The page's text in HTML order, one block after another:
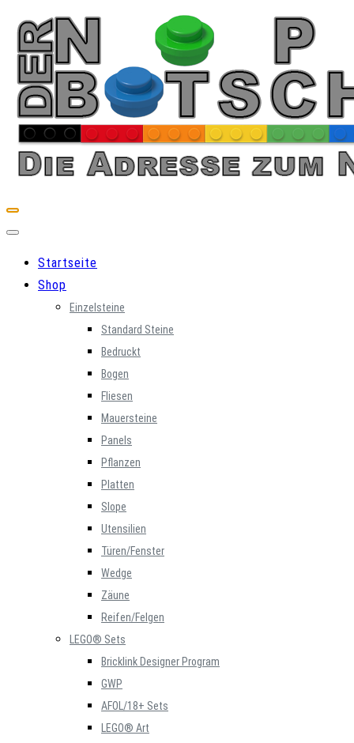
Skip
content
Startseite
Shop
Einzelsteine
Standard Steine
Bedruckt
Bogen
Fliesen
Mauersteine
Panels
Pflanzen
Platten
Slope
Utensilien
Türen/Fenster
Wedge
Zäune
Reifen/Felgen
LEGO® Sets
Bricklink Designer Program
GWP
AFOL/18+ Sets
LEGO® Art